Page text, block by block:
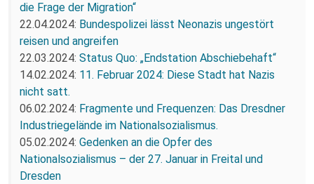
die Frage der Migration“
22.04.2024: Bundespolizei lässt Neonazis ungestört
reisen und angreifen
22.03.2024: Status Quo: „Endstation Abschiebehaft“
14.02.2024: 11. Februar 2024: Diese Stadt hat Nazis
nicht satt.
06.02.2024: Fragmente und Frequenzen: Das Dresdner
Industriegelände im Nationalsozialismus.
05.02.2024: Gedenken an die Opfer des
Nationalsozialismus – der 27. Januar in Freital und
Dresden